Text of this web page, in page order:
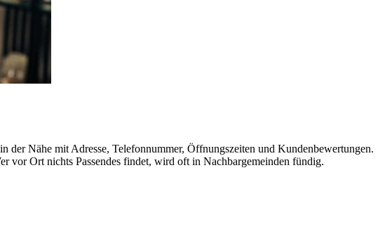
Nähe mit Adresse, Telefonnummer, Öffnungszeiten und Kundenbewertungen.
vor Ort nichts Passendes findet, wird oft in Nachbargemeinden fündig.